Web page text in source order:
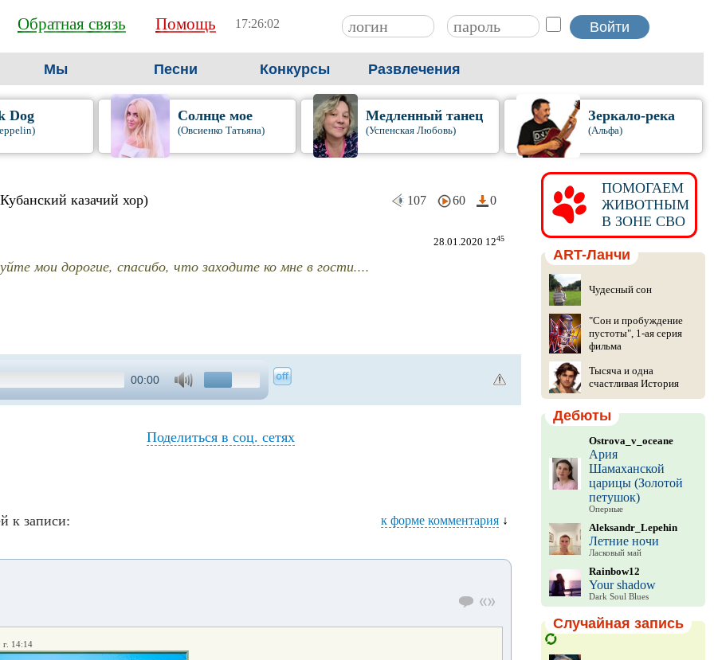
Обратная связь Помощь 17:26:04
Мы Песни Конкурсы Развлечения
Dog Солнце мое
(Овсиенко Татьяна)
Медленный танец
(Успенская Любовь)
Зеркало-река
(Альфа)
казачий хор) 107 60 0
28.01.2020 1245
мои дорогие, спасибо, что заходите ко мне в гости....
00:00
Поделиться в соц. сетях
к записи: к форме комментария ↓
г. 14:14
ПОМОГАЕМ
ЖИВОТНЫМ
В ЗОНЕ СВО
ART-Ланчи
Чудесный сон
"Сон и пробуждение
пустоты", 1-ая серия
фильма
Тысяча и одна
счастливая История
Дебюты
Ostrova_v_oceane
Ария
Шамаханской
царицы (Золотой
петушок)
Оперные
Aleksandr_Lepehin
Летние ночи
Ласковый май
Rainbow12
Your shadow
Dark Soul Blues
Случайная запись